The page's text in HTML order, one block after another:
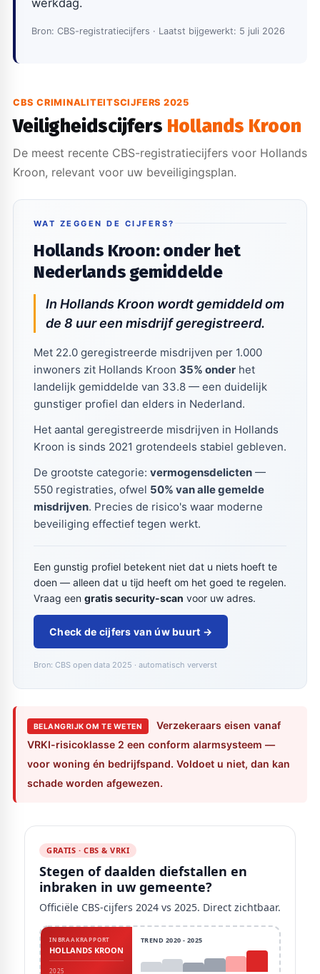
werkdag.
Bron: CBS-registratiecijfers · Laatst bijgewerkt: 5 juli 2026
CBS CRIMINALITEITSCIJFERS 2025
Veiligheidscijfers Hollands Kroon
De meest recente CBS-registratiecijfers voor Hollands
Kroon, relevant voor uw beveiligingsplan.
WAT ZEGGEN DE CIJFERS?
Hollands Kroon: onder het
Nederlands gemiddelde
In Hollands Kroon wordt gemiddeld om
de 8 uur een misdrijf geregistreerd.
Met 22.0 geregistreerde misdrijven per 1.000
inwoners zit Hollands Kroon 35% onderhet
landelijk gemiddelde van 33.8 — een duidelijk
gunstiger profiel dan elders in Nederland.
Het aantal geregistreerde misdrijven in Hollands
Kroon is sinds 2021 grotendeels stabiel gebleven.
De grootste categorie: vermogensdelicten—
550 registraties, ofwel 50% van alle gemelde
misdrijven. Precies de risico's waar moderne
beveiliging effectief tegen werkt.
Een gunstig profiel betekent niet dat u niets hoeft te
doen — alleen dat u tijd heeft om het goed te regelen.
Vraag een gratis security-scan voor uw adres.
Check de cijfers van úw buurt →
Bron: CBS open data 2025 · automatisch ververst
BELANGRIJK OM TE WETEN
Verzekeraars eisen vanaf
VRKI-risicoklasse 2 een conform alarmsysteem —
voor woning én bedrijfspand. Voldoet u niet, dan kan
schade worden afgewezen.